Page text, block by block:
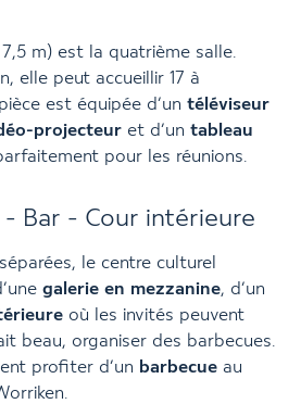
m) est la quatrième salle.
elle peut accueillir 17 à
est équipée d’un téléviseur
projecteur et d’un tableau
pour les réunions.
- Bar - Cour intérieure
le centre culturel
galerie en mezzanine, d’un
où les invités peuvent
beau, organiser des barbecues.
profiter d’un barbecue au